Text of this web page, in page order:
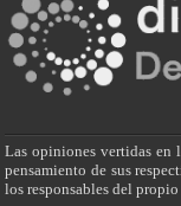
Las opiniones vertidas en
pensamiento de sus
los responsables del